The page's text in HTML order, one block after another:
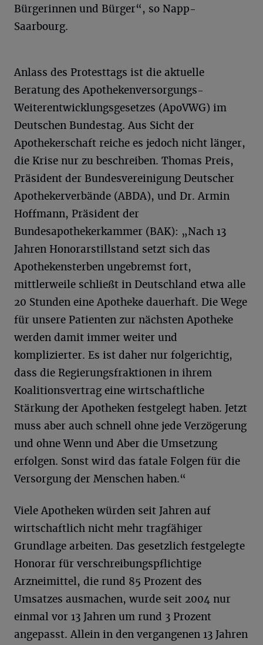
Bürgerinnen und Bürger“, so Napp-
Saarbourg.
Anlass des Protesttags ist die aktuelle
Beratung des Apothekenversorgungs-
Weiterentwicklungsgesetzes (ApoVWG) im
Deutschen Bundestag. Aus Sicht der
Apothekerschaft reiche es jedoch nicht länger,
die Krise nur zu beschreiben. Thomas Preis,
Präsident der Bundesvereinigung Deutscher
Apothekerverbände (ABDA), und Dr. Armin
Hoffmann, Präsident der
Bundesapothekerkammer (BAK): „Nach 13
Jahren Honorarstillstand setzt sich das
Apothekensterben ungebremst fort,
mittlerweile schließt in Deutschland etwa alle
20 Stunden eine Apotheke dauerhaft. Die Wege
für unsere Patienten zur nächsten Apotheke
werden damit immer weiter und
komplizierter. Es ist daher nur folgerichtig,
dass die Regierungsfraktionen in ihrem
Koalitionsvertrag eine wirtschaftliche
Stärkung der Apotheken festgelegt haben. Jetzt
muss aber auch schnell ohne jede Verzögerung
und ohne Wenn und Aber die Umsetzung
erfolgen. Sonst wird das fatale Folgen für die
Versorgung der Menschen haben.“
Viele Apotheken würden seit Jahren auf
wirtschaftlich nicht mehr tragfähiger
Grundlage arbeiten. Das gesetzlich festgelegte
Honorar für verschreibungspflichtige
Arzneimittel, die rund 85 Prozent des
Umsatzes ausmachen, wurde seit 2004 nur
einmal vor 13 Jahren um rund 3 Prozent
angepasst. Allein in den vergangenen 13 Jahren